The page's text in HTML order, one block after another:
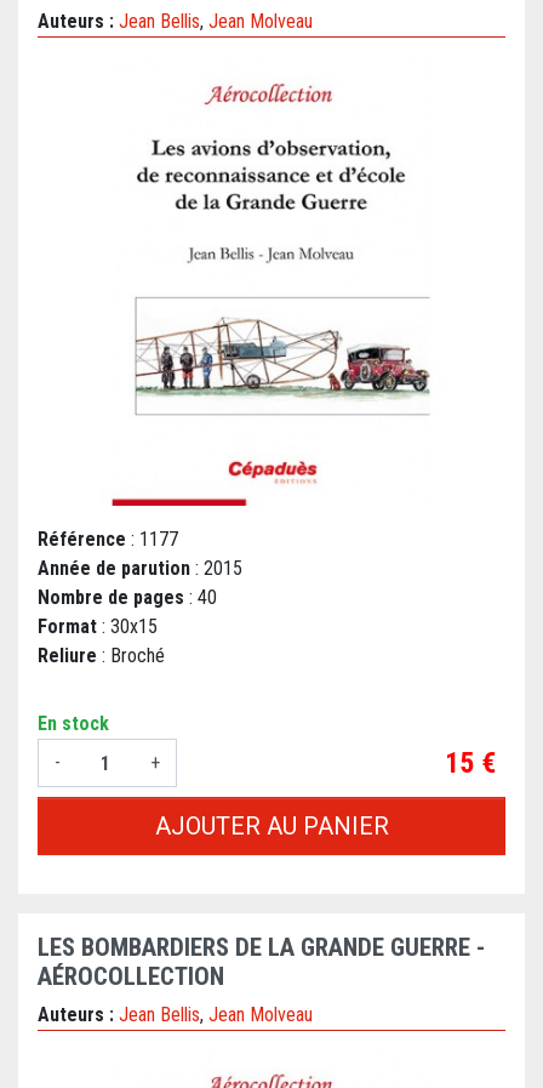
Auteurs : Jean Bellis, Jean Molveau
Référence : 1177
Année de parution : 2015
Nombre de pages : 40
Format : 30x15
Reliure : Broché
En stock
-
+ Prix
15 €
AJOUTER AU PANIER
LES BOMBARDIERS DE LA GRANDE GUERRE -
AÉROCOLLECTION
Auteurs : Jean Bellis, Jean Molveau